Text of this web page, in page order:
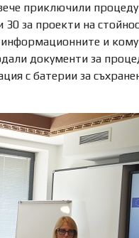
приключили
за проекти на
и
документи за
с батерии за